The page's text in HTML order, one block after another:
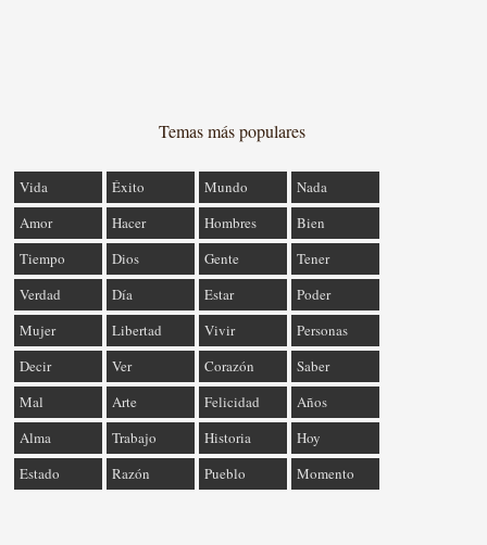
Temas más populares
Vida Éxito Mundo
Nada
Amor
Hacer Hombres
Bien
Tiempo
Dios Gente
Tener
Verdad
Día Estar
Poder
Mujer
Libertad Vivir
Personas
Decir
Ver Corazón
Saber
Mal
Arte Felicidad
Años
Alma
Trabajo Historia
Hoy
Estado
Razón Pueblo Momento